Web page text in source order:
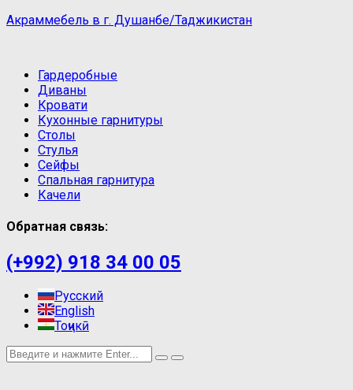
Акраммебель в г. Душанбе/Таджикистан
Гардеробные
Диваны
Кровати
Кухонные гарнитуры
Столы
Стулья
Сейфы
Спальная гарнитура
Качели
Обратная связь:
(+992) 918 34 00 05
Русский
English
Тоҷикӣ